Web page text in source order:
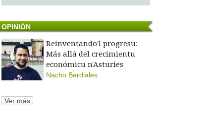
OPINIÓN
Reinventando'l progresu:
Más allá del crecimientu
económicu n'Asturies
Nacho Berdiales
Ver más